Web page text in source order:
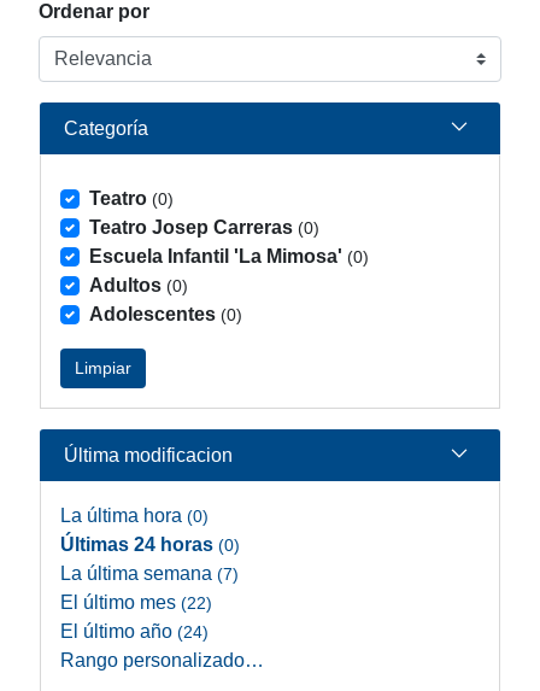
Ordenar por
Categoría
Teatro (0)
Teatro Josep Carreras (0)
Escuela Infantil 'La Mimosa' (0)
Adultos (0)
Adolescentes (0)
Limpiar
Última modificacion
La última hora (0)
Últimas 24 horas (0)
La última semana (7)
El último mes (22)
El último año (24)
Rango personalizado…